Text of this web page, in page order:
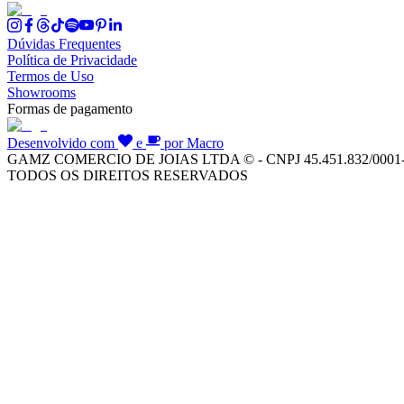
Dúvidas Frequentes
Política de Privacidade
Termos de Uso
Showrooms
Formas de pagamento
Desenvolvido com e
por Macro
GAMZ COMERCIO DE JOIAS LTDA © - CNPJ 45.451.832/
TODOS OS DIREITOS RESERVADOS